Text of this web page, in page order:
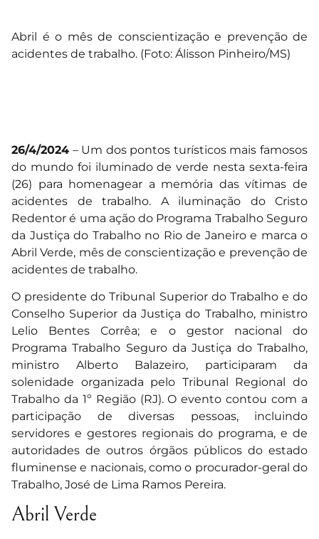
Abril é o mês de conscientização e prevenção de
acidentes de trabalho. (Foto: Álisson Pinheiro/MS)
26/4/2024 – Um dos pontos turísticos mais famosos
do mundo foi iluminado de verde nesta sexta-feira
(26) para homenagear a memória das vítimas de
acidentes de trabalho. A iluminação do Cristo
Redentor é uma ação do Programa Trabalho Seguro
da Justiça do Trabalho no Rio de Janeiro e marca o
Abril Verde, mês de conscientização e prevenção de
acidentes de trabalho.
O presidente do Tribunal Superior do Trabalho e do
Conselho Superior da Justiça do Trabalho, ministro
Lelio Bentes Corrêa; e o gestor nacional do
Programa Trabalho Seguro da Justiça do Trabalho,
ministro Alberto Balazeiro, participaram da
solenidade organizada pelo Tribunal Regional do
Trabalho da 1º Região (RJ). O evento contou com a
participação de diversas pessoas, incluindo
servidores e gestores regionais do programa, e de
autoridades de outros órgãos públicos do estado
fluminense e nacionais, como o procurador-geral do
Trabalho, José de Lima Ramos Pereira.
Abril Verde